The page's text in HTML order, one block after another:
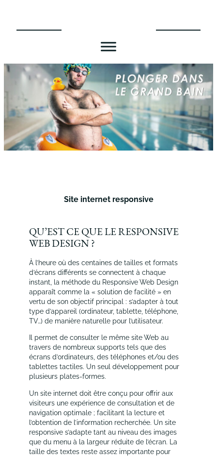
Site internet responsive
QU’EST CE QUE LE RESPONSIVE
WEB DESIGN ?
À l’heure où des centaines de tailles et formats
d’écrans différents se connectent à chaque
instant, la méthode du Responsive Web Design
apparaît comme la « solution de facilité » en
vertu de son objectif principal : s’adapter à tout
type d’appareil (ordinateur, tablette, téléphone,
TV…) de manière naturelle pour l’utilisateur.
Il permet de consulter le même site Web au
travers de nombreux supports tels que des
écrans d’ordinateurs, des téléphones et/ou des
tablettes tactiles. Un seul développement pour
plusieurs plates-formes.
Un site internet doit être conçu pour offrir aux
visiteurs une expérience de consultation et de
navigation optimale ; facilitant la lecture et
l’obtention de l’information recherchée. Un site
responsive s’adapte tant au niveau des images
que du menu à la largeur réduite de l’écran. La
taille des textes reste assez importante pour